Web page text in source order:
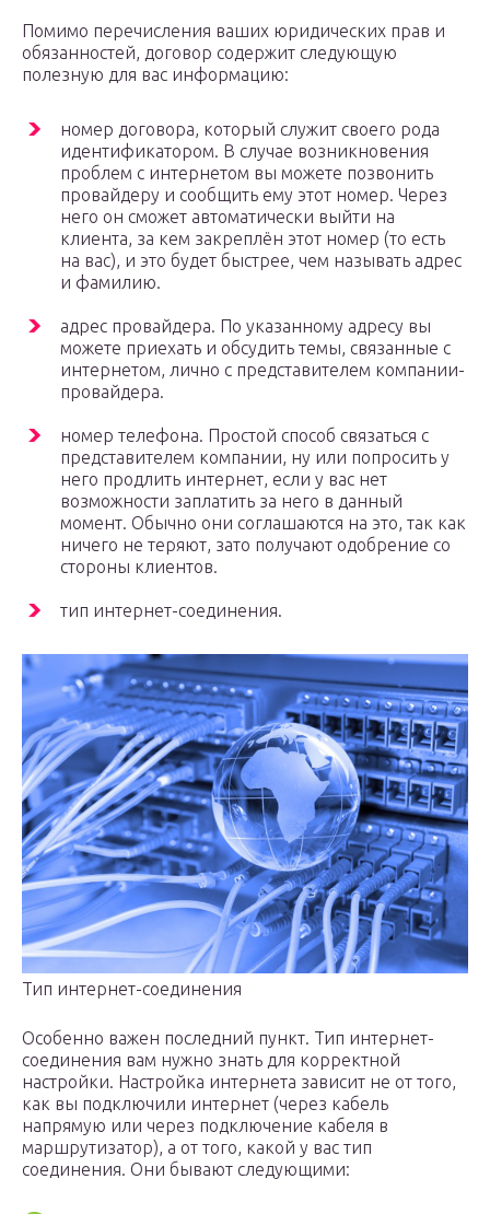
Помимо перечисления ваших юридических прав и
обязанностей, договор содержит следующую
полезную для вас информацию:
номер договора, который служит своего рода
идентификатором. В случае возникновения
проблем с интернетом вы можете позвонить
провайдеру и сообщить ему этот номер. Через
него он сможет автоматически выйти на
клиента, за кем закреплён этот номер (то есть
на вас), и это будет быстрее, чем называть адрес
и фамилию.
адрес провайдера. По указанному адресу вы
можете приехать и обсудить темы, связанные с
интернетом, лично с представителем компании-
провайдера.
номер телефона. Простой способ связаться с
представителем компании, ну или попросить у
него продлить интернет, если у вас нет
возможности заплатить за него в данный
момент. Обычно они соглашаются на это, так как
ничего не теряют, зато получают одобрение со
стороны клиентов.
тип интернет-соединения.
Тип интернет-соединения
Особенно важен последний пункт. Тип интернет-
соединения вам нужно знать для корректной
настройки. Настройка интернета зависит не от того,
как вы подключили интернет (через кабель
напрямую или через подключение кабеля в
маршрутизатор), а от того, какой у вас тип
соединения. Они бывают следующими: